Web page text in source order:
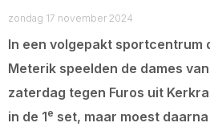
zondag 17 november 2024
In een volgepakt sportcentrum
Meterik speelden de dames
zaterdag tegen Furos uit
in de 1e set, maar moest